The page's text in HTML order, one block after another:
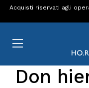
Acquisti riservati agli
Don